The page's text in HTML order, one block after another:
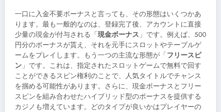
一口に入金不要ボーナスと言っても、その形態はいくつかあ
ります。最も一般的なのは、登録完了後、アカウントに直接
少量の現金が付与される「 現金ボーナス」です。例えば、500
円分のボーナスが貰え、それを元手にスロットやテーブルゲ
ームをプレイします。もう一つの主流な形態が「 フリースピ
ン」です。これは、指定されたスロットゲームで無料で回す
ことができるスピン権利のことで、人気タイトルでチャンス
を掴める可能性があります。さらに、現金ボーナスとフリー
スピンを組み合わせたハイブリッド型のボーナスを提供する
カジノも増えています。どのタイプが良いかはプレイヤーの